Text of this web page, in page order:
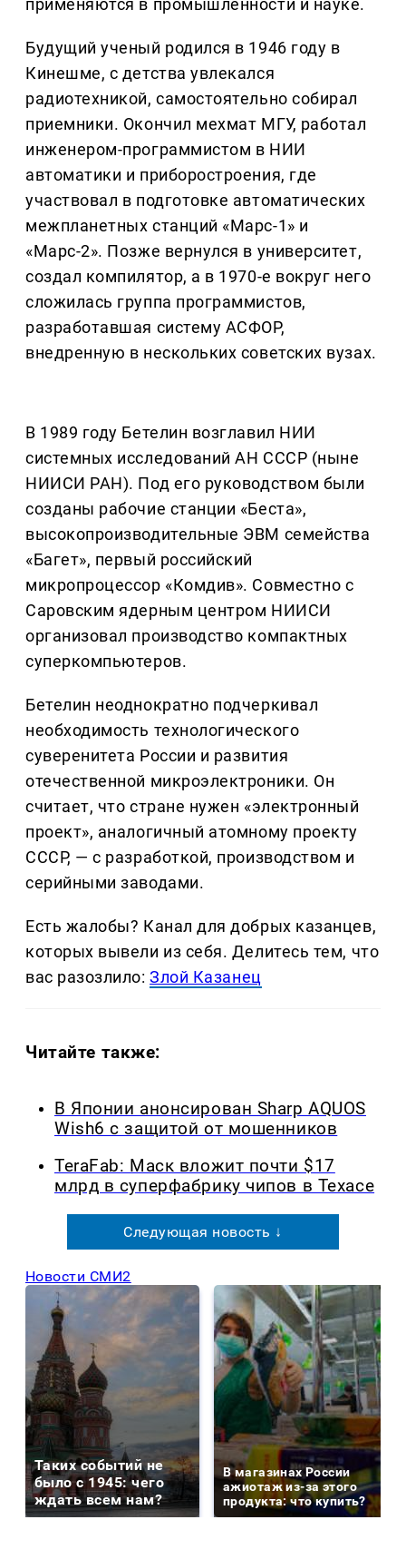
применяются в промышленности и науке.
Будущий ученый родился в 1946 году в
Кинешме, с детства увлекался
радиотехникой, самостоятельно собирал
приемники. Окончил мехмат МГУ, работал
инженером-программистом в НИИ
автоматики и приборостроения, где
участвовал в подготовке автоматических
межпланетных станций «Марс-1» и
«Марс-2». Позже вернулся в университет,
создал компилятор, а в 1970-е вокруг него
сложилась группа программистов,
разработавшая систему АСФОР,
внедренную в нескольких советских вузах.
В 1989 году Бетелин возглавил НИИ
системных исследований АН СССР (ныне
НИИСИ РАН). Под его руководством были
созданы рабочие станции «Беста»,
высокопроизводительные ЭВМ семейства
«Багет», первый российский
микропроцессор «Комдив». Совместно с
Саровским ядерным центром НИИСИ
организовал производство компактных
суперкомпьютеров.
Бетелин неоднократно подчеркивал
необходимость технологического
суверенитета России и развития
отечественной микроэлектроники. Он
считает, что стране нужен «электронный
проект», аналогичный атомному проекту
СССР, — с разработкой, производством и
серийными заводами.
Есть жалобы? Канал для добрых казанцев,
которых вывели из себя. Делитеcь тем, что
вас разозлило:Злой Казанец
Читайте также:
В Японии анонсирован Sharp AQUOS
Wish6 с защитой от мошенников
TeraFab: Маск вложит почти $17
млрд в суперфабрику чипов в Техасе
Следующая новость ↓
Новости СМИ2
Таких событий не
было с 1945: чего
ждать всем нам?
В магазинах России
ажиотаж из-за этого
продукта: что купить?